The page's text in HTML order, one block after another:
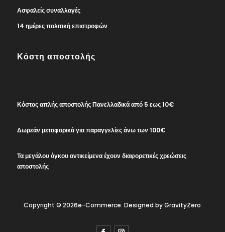
Ασφαλείς συναλλαγές
14 ημέρες πολιτική επιστροφών
Κόστη αποστολής
Κόστος απλής αποστολής Πανελλαδικά από 5 εως 10€
Δωρεάν μεταφορικά για παραγγελίες άνω των 100€
Τα μεγάλου όγκου αντικείμενα έχουν διαφορετικές χρεώσεις
αποστολής
Copyright © 2026e-Commerce. Designed by GravityZero